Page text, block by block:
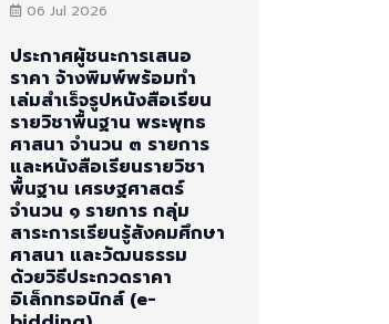
06 Jul 2026
ประกาศผู้ชนะการเสนอ
ราคา จ้างพิมพ์พร้อมทำ
เล่มสำเร็จรูปหนังสือเรียน
รายวิชาพื้นฐาน พระพุทธ
ศาสนา จำนวน ๓ รายการ
และหนังสือเรียนรายวิชา
พื้นฐาน เศรษฐศาสตร์
จำนวน ๑ รายการ กลุ่ม
สาระการเรียนรู้สังคมศึกษา
ศาสนา และวัฒนธรรม
ด้วยวิธีประกวดราคา
อิเล็กทรอนิกส์ (e-